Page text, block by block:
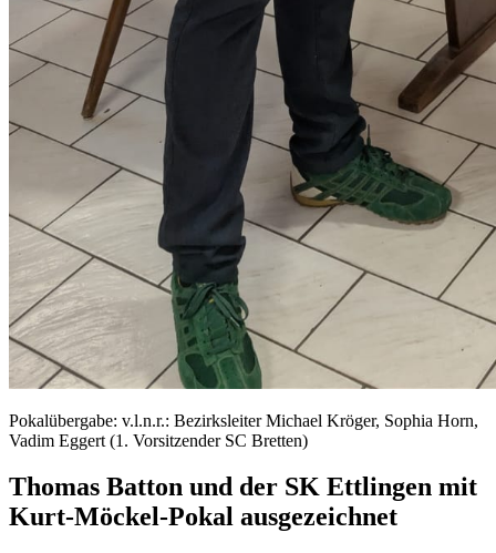
Pokalübergabe: v.l.n.r.: Bezirksleiter Michael Kröger, Sophia Horn,
Vadim Eggert (1. Vorsitzender SC Bretten)
Thomas Batton und der SK Ettlingen mit
Kurt-Möckel-Pokal ausgezeichnet